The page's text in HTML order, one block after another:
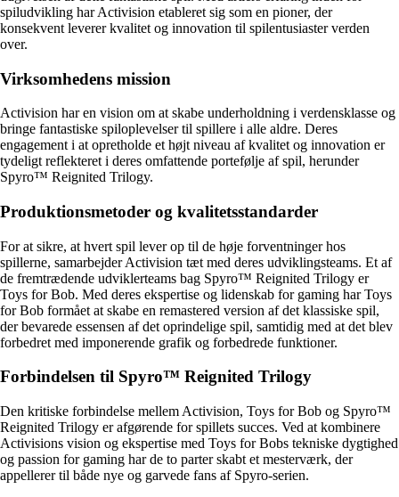
spiludvikling har Activision etableret sig som en pioner, der
konsekvent leverer kvalitet og innovation til spilentusiaster verden
over.
Virksomhedens mission
Activision har en vision om at skabe underholdning i verdensklasse og
bringe fantastiske spiloplevelser til spillere i alle aldre. Deres
engagement i at opretholde et højt niveau af kvalitet og innovation er
tydeligt reflekteret i deres omfattende portefølje af spil, herunder
Spyro™ Reignited Trilogy.
Produktionsmetoder og kvalitetsstandarder
For at sikre, at hvert spil lever op til de høje forventninger hos
spillerne, samarbejder Activision tæt med deres udviklingsteams. Et af
de fremtrædende udviklerteams bag Spyro™ Reignited Trilogy er
Toys for Bob. Med deres ekspertise og lidenskab for gaming har Toys
for Bob formået at skabe en remastered version af det klassiske spil,
der bevarede essensen af det oprindelige spil, samtidig med at det blev
forbedret med imponerende grafik og forbedrede funktioner.
Forbindelsen til Spyro™ Reignited Trilogy
Den kritiske forbindelse mellem Activision, Toys for Bob og Spyro™
Reignited Trilogy er afgørende for spillets succes. Ved at kombinere
Activisions vision og ekspertise med Toys for Bobs tekniske dygtighed
og passion for gaming har de to parter skabt et mesterværk, der
appellerer til både nye og garvede fans af Spyro-serien.